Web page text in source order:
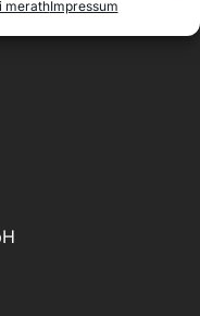
merathImpressum